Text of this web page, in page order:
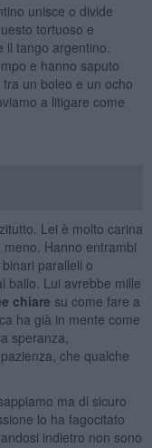
unisce o divide
tortuoso e
tango argentino.
e hanno saputo
un boleo e un ocho
a litigare come
Lei è molto carina
Hanno entrambi
paralleli o
ballo. Lui avrebbe mille
chiare su come fare a
ha già in mente come
speranza,
che qualche
ma di sicuro
lo ha fagocitato
indietro non sono